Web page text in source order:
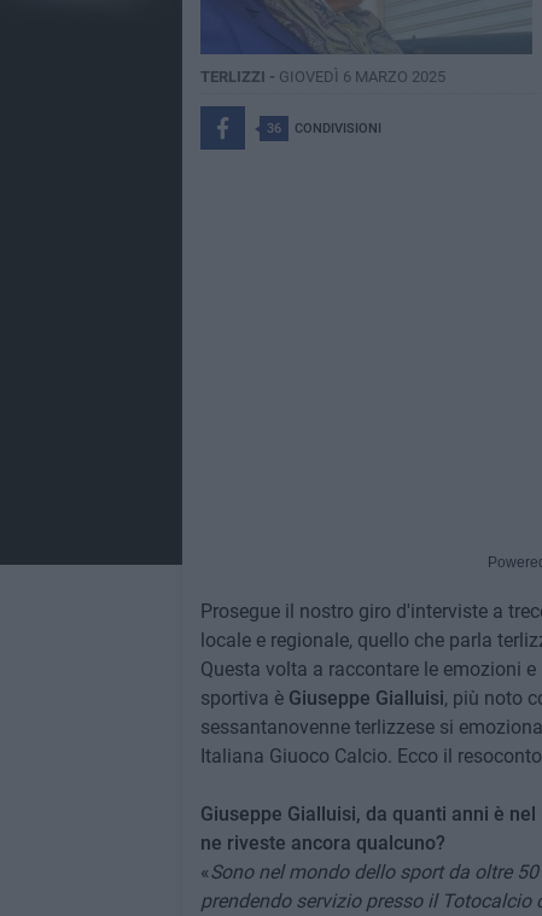
TERLIZZI - GIOVEDÌ 6 MARZO 2025
36 CONDIVISIONI
Prosegue il nostro giro d'interviste a
locale e regionale, quello che parla
Questa volta a raccontare le emozioni
sportiva è Giuseppe Gialluisi, più noto
sessantanovenne terlizzese si
Italiana Giuoco Calcio. Ecco il
Giuseppe Gialluisi, da quanti anni è
ne riveste ancora qualcuno?
«Sono nel mondo dello sport da oltre
prendendo servizio presso il